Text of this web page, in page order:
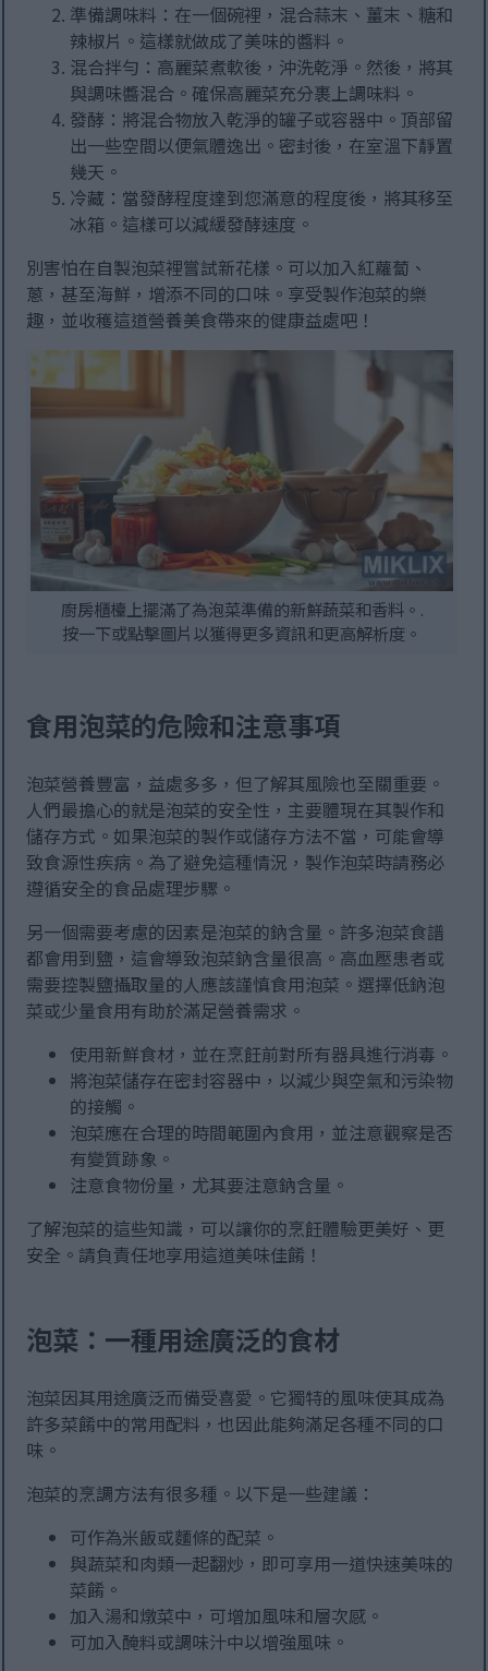
準備調味料：在一個碗裡，混合蒜末、薑末、糖和
辣椒片。這樣就做成了美味的醬料。
混合拌勻：高麗菜煮軟後，沖洗乾淨。然後，將其
與調味醬混合。確保高麗菜充分裹上調味料。
發酵：將混合物放入乾淨的罐子或容器中。頂部留
出一些空間以便氣體逸出。密封後，在室溫下靜置
幾天。
冷藏：當發酵程度達到您滿意的程度後，將其移至
冰箱。這樣可以減緩發酵速度。
別害怕在自製泡菜裡嘗試新花樣。可以加入紅蘿蔔、
蔥，甚至海鮮，增添不同的口味。享受製作泡菜的樂
趣，並收穫這道營養美食帶來的健康益處吧！
廚房櫃檯上擺滿了為泡菜準備的新鮮蔬菜和香料。.
按一下或點擊圖片以獲得更多資訊和更高解析度。
食用泡菜的危險和注意事項
泡菜營養豐富，益處多多，但了解其風險也至關重要。
人們最擔心的就是泡菜的安全性，主要體現在其製作和
儲存方式。如果泡菜的製作或儲存方法不當，可能會導
致食源性疾病。為了避免這種情況，製作泡菜時請務必
遵循安全的食品處理步驟。
另一個需要考慮的因素是泡菜的鈉含量。許多泡菜食譜
都會用到鹽，這會導致泡菜鈉含量很高。高血壓患者或
需要控製鹽攝取量的人應該謹慎食用泡菜。選擇低鈉泡
菜或少量食用有助於滿足營養需求。
使用新鮮食材，並在烹飪前對所有器具進行消毒。
將泡菜儲存在密封容器中，以減少與空氣和污染物
的接觸。
泡菜應在合理的時間範圍內食用，並注意觀察是否
有變質跡象。
注意食物份量，尤其要注意鈉含量。
了解泡菜的這些知識，可以讓你的烹飪體驗更美好、更
安全。請負責任地享用這道美味佳餚！
泡菜：一種用途廣泛的食材
泡菜因其用途廣泛而備受喜愛。它獨特的風味使其成為
許多菜餚中的常用配料，也因此能夠滿足各種不同的口
味。
泡菜的烹調方法有很多種。以下是一些建議：
可作為米飯或麵條的配菜。
與蔬菜和肉類一起翻炒，即可享用一道快速美味的
菜餚。
加入湯和燉菜中，可增加風味和層次感。
可加入醃料或調味汁中以增強風味。